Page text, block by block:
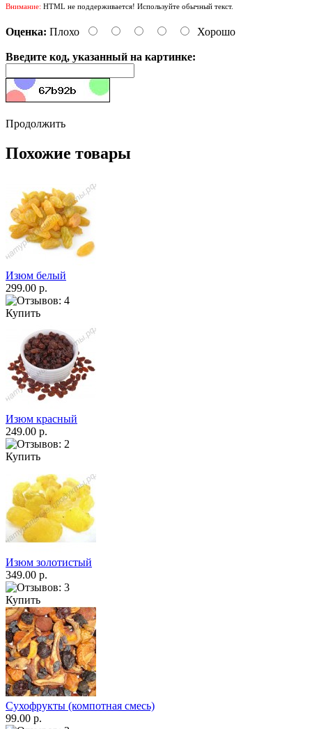
Внимание: HTML не поддерживается! Используйте обычный текст.
Оценка: Плохо Хорошо
Введите код, указанный на картинке:
Продолжить
Похожие товары
Изюм белый
299.00 р.
Купить
Изюм красный
249.00 р.
Купить
Изюм золотистый
349.00 р.
Купить
Сухофрукты (компотная смесь)
99.00 р.